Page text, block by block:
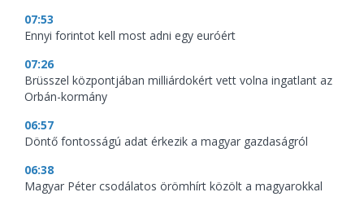
07:53
Ennyi forintot kell most adni egy euróért
07:26
Brüsszel központjában milliárdokért vett volna ingatlant az
Orbán-kormány
06:57
Döntő fontosságú adat érkezik a magyar gazdaságról
06:38
Magyar Péter csodálatos örömhírt közölt a magyarokkal